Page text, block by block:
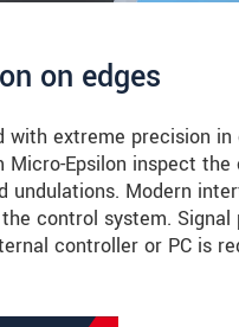
on edges
with extreme precision
Micro-Epsilon inspect
Modern
control system.
controller or PC is